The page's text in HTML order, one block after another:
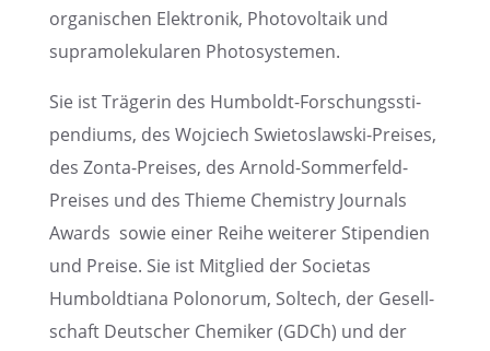
organi­schen Elektro­nik, Photo­vol­taik und
supra­mo­le­ku­la­ren Photosystemen.
Sie ist Träge­rin des Humboldt-Forschungs­sti­
pen­di­ums, des Wojciech Swietos­law­ski-Preises,
des Zonta-Preises, des Arnold-Sommer­feld-
Preises und des Thieme Chemis­try Journals
Awards sowie einer Reihe weite­rer Stipen­dien
und Preise. Sie ist Mitglied der Socie­tas
Humbold­tiana Polono­rum, Soltech, der Gesell­
schaft Deutscher Chemi­ker (GDCh) und der